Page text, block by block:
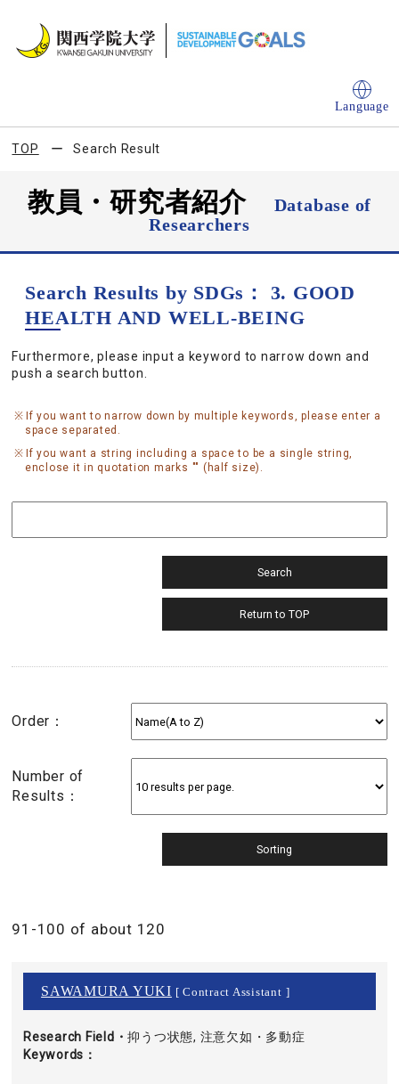
Language
TOP Search Result
教員・研究者紹介
Database of
Researchers
Search Results by SDGs： 3. GOOD
HEALTH AND WELL-BEING
Furthermore, please input a keyword to narrow down and
push a search button.
If you want to narrow down by multiple keywords, please enter a
space separated.
If you want a string including a space to be a single string,
enclose it in quotation marks "" (half size).
Order：
Number of
Results：
91-100 of about 120
SAWAMURA YUKI [ Contract Assistant ]
Research Field・
Keywords
抑うつ状態, 注意欠如・多動症